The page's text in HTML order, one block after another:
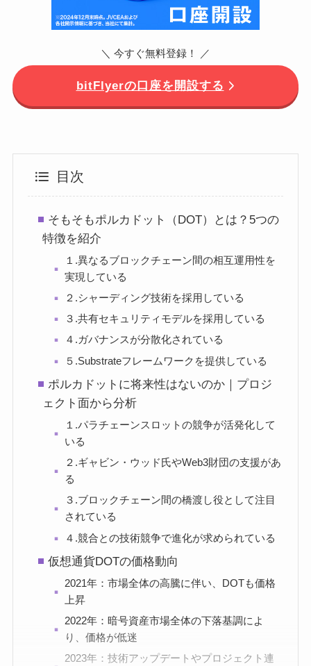
＼ 今すぐ無料登録！ ／
bitFlyerの口座を開設する
目次
そもそもポルカドット（DOT）とは？5つの
特徴を紹介
１.異なるブロックチェーン間の相互運用性を
実現している
２.シャーディング技術を採用している
３.共有セキュリティモデルを採用している
４.ガバナンスが分散化されている
５.Substrateフレームワークを提供している
ポルカドットに将来性はないのか｜プロジ
ェクト面から分析
１.パラチェーンスロットの競争が活発化して
いる
２.ギャビン・ウッド氏やWeb3財団の支援があ
る
３.ブロックチェーン間の橋渡し役として注目
されている
４.競合との技術競争で進化が求められている
仮想通貨DOTの価格動向
2021年：市場全体の高騰に伴い、DOTも価格
上昇
2022年：暗号資産市場全体の下落基調によ
り、価格が低迷
2023年：技術アップデートやプロジェクト連